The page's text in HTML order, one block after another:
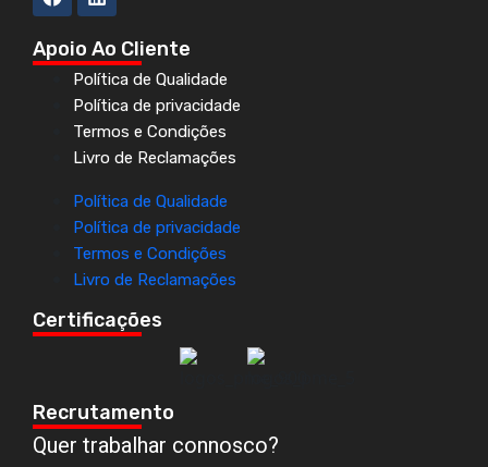
Apoio Ao Cliente
Política de Qualidade
Política de privacidade
Termos e Condições
Livro de Reclamações
Política de Qualidade
Política de privacidade
Termos e Condições
Livro de Reclamações
Certificações
Recrutamento
Quer trabalhar connosco?